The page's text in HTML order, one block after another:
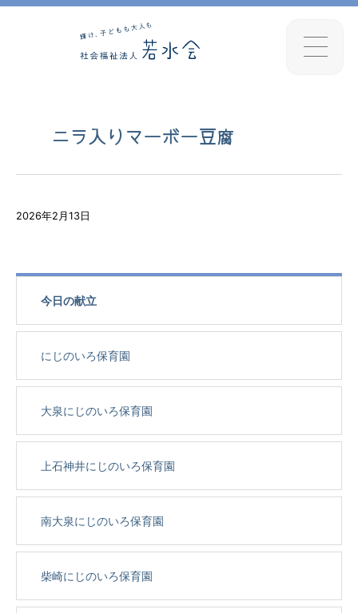
ニラ入りマーボー豆腐
2026年2月13日
今日の献立
にじのいろ保育園
大泉にじのいろ保育園
上石神井にじのいろ保育園
南大泉にじのいろ保育園
柴崎にじのいろ保育園